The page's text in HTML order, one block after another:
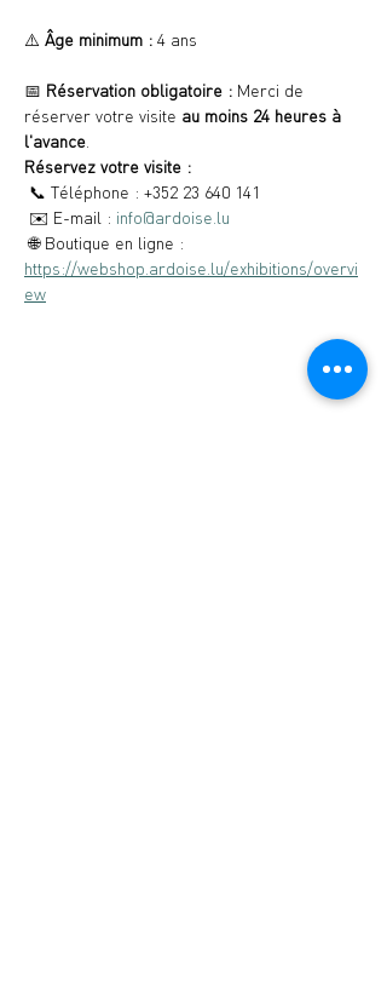
⚠️ Âge minimum : 4 ans
📅 Réservation obligatoire : Merci de
réserver votre visite au moins 24 heures à
l'avance
Réservez votre visite :
📞 Téléphone : +352 23 640 141
✉️ E-mail : info@ardoise.lu
🌐 Boutique en ligne :
https://webshop.ardoise.lu/exhibitions/overvi
ew